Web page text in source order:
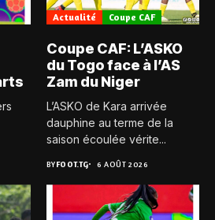
Actualité Coupe CAF
Coupe CAF: L’ASKO
du Togo face à l’AS
Zam du Niger
L’ASKO de Kara arrivée
dauphine au terme de la
saison écoulée vérite...
BYFOOT.TG 6 AOÛT 2026